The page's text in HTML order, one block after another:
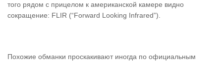
того рядом с прицелом к американской камере видно
сокращение: FLIR (“Forward Looking Infrared”).
Похожие обманки проскакивают иногда по официальным